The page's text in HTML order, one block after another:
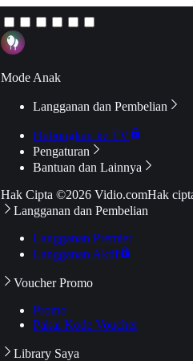
Mode Anak
Langganan dan Pembelian
Hubungkan ke TV
Pengaturan
Bantuan dan Lainnya
Hak Cipta ©2026 Vidio.comHak
Langganan dan Pembelian
Langganan Premier
Langganan Aktif
Voucher Promo
Promo
Pakai Kode Voucher
Library Saya